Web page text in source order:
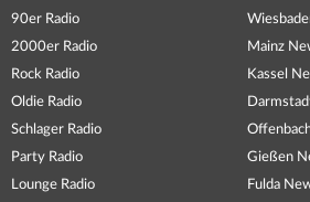
90er Radio
2000er Radio
Rock Radio
Oldie Radio
Schlager Radio
Party Radio
Lounge Radio
Mainz
Kassel
Gießen
Fulda